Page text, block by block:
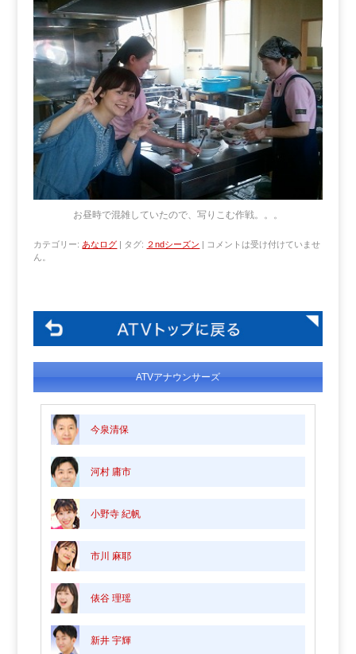
お昼時で混雑していたので、写りこむ作戦。。。
カテゴリー: あなログ タグ: ２ndシーズン
コメントは受け付けていませ
ん。
ATVアナウンサーズ
今泉清保
河村 庸市
小野寺 紀帆
市川 麻耶
俵谷 理瑶
新井 宇輝